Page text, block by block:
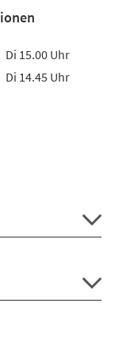
Di 15.00 Uhr
Di 14.45 Uhr